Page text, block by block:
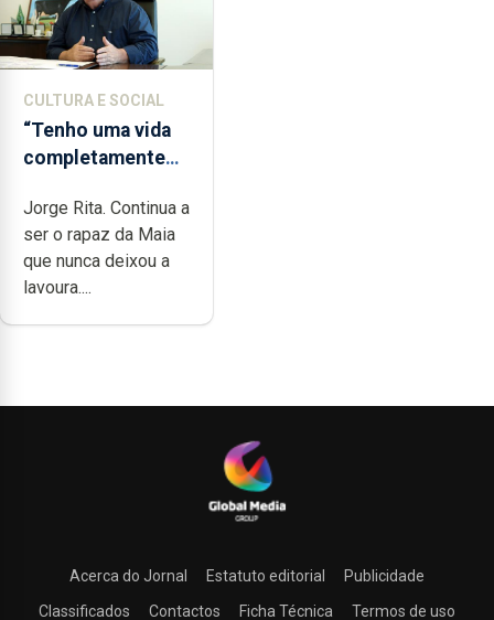
CULTURA E SOCIAL
“Tenho uma vida
completamente
dedicação, gosto
e muita paixão”
Jorge Rita. Continua a
ser o rapaz da Maia
que nunca deixou a
lavoura....
Acerca do Jornal Estatuto editorial
Publicidade
Classificados
Contactos Ficha Técnica Termos de uso